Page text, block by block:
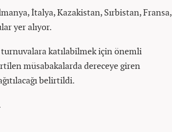
İtalya, Kazakistan, Sırbistan, Fransa,
yer alıyor.
katılabilmek için önemli
müsabakalarda dereceye giren
belirtildi.